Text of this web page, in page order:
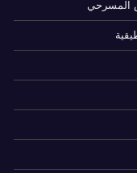
المسرحي